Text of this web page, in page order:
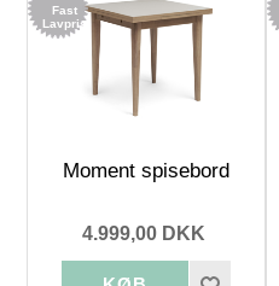
Fast
Lavpris
Moment spisebord
4.999,00 DKK